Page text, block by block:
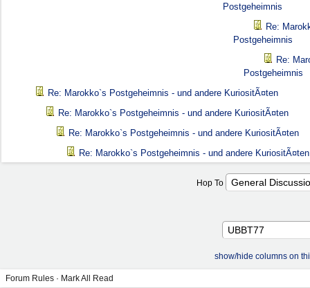
Postgeheimnis
Re:
Postgeheimnis
Re:
Postgeheimnis
Re: Marokko`s Postgeheimnis - und andere KuriositÃ¤ten
Re: Marokko`s Postgeheimnis - und andere KuriositÃ¤ten
Re: Marokko`s Postgeheimnis - und andere KuriositÃ¤ten
Re: Marokko`s Postgeheimnis - und andere KuriositÃ¤ten
Hop To
show/hide columns on
Forum Rules · Mark All Read